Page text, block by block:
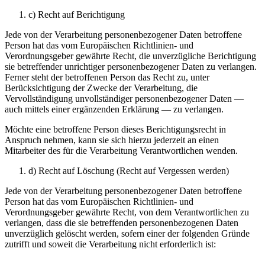
c) Recht auf Berichtigung
Jede von der Verarbeitung personenbezogener Daten betroffene
Person hat das vom Europäischen Richtlinien- und
Verordnungsgeber gewährte Recht, die unverzügliche Berichtigung
sie betreffender unrichtiger personenbezogener Daten zu verlangen.
Ferner steht der betroffenen Person das Recht zu, unter
Berücksichtigung der Zwecke der Verarbeitung, die
Vervollständigung unvollständiger personenbezogener Daten —
auch mittels einer ergänzenden Erklärung — zu verlangen.
Möchte eine betroffene Person dieses Berichtigungsrecht in
Anspruch nehmen, kann sie sich hierzu jederzeit an einen
Mitarbeiter des für die Verarbeitung Verantwortlichen wenden.
d) Recht auf Löschung (Recht auf Vergessen werden)
Jede von der Verarbeitung personenbezogener Daten betroffene
Person hat das vom Europäischen Richtlinien- und
Verordnungsgeber gewährte Recht, von dem Verantwortlichen zu
verlangen, dass die sie betreffenden personenbezogenen Daten
unverzüglich gelöscht werden, sofern einer der folgenden Gründe
zutrifft und soweit die Verarbeitung nicht erforderlich ist: